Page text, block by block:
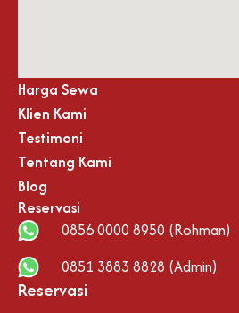
Harga Sewa
Klien Kami
Testimoni
Tentang Kami
Blog
Reservasi
0856 0000 8950 (Rohman)
0851 3883 8828 (Admin)
Reservasi